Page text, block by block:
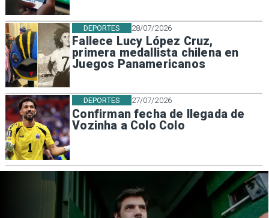
28/07/2026
Fallece Lucy López Cruz,
primera medallista chilena en
Juegos Panamericanos
DEPORTES
27/07/2026
Confirman fecha de llegada de
Vozinha a Colo Colo
DEPORTES